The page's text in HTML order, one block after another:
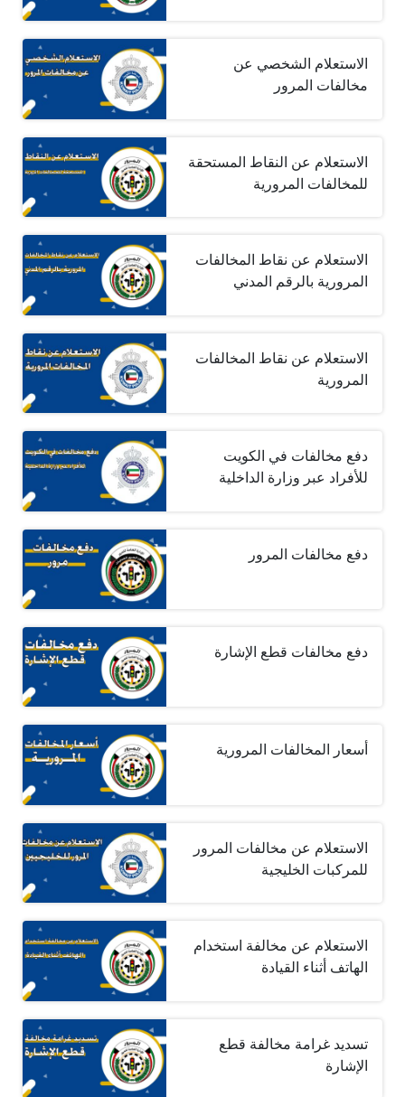
الاستعلام الشخصي عن
مخالفات المرور
الاستعلام عن النقاط المستحقة
للمخالفات المرورية
الاستعلام عن نقاط المخالفات
المرورية بالرقم المدني
الاستعلام عن نقاط المخالفات
المرورية
دفع مخالفات في الكويت
للأفراد عبر وزارة الداخلية
دفع مخالفات المرور
دفع مخالفات قطع الإشارة
أسعار المخالفات المرورية
الاستعلام عن مخالفات المرور
للمركبات الخليجية
الاستعلام عن مخالفة استخدام
الهاتف أثناء القيادة
تسديد غرامة مخالفة قطع
الإشارة